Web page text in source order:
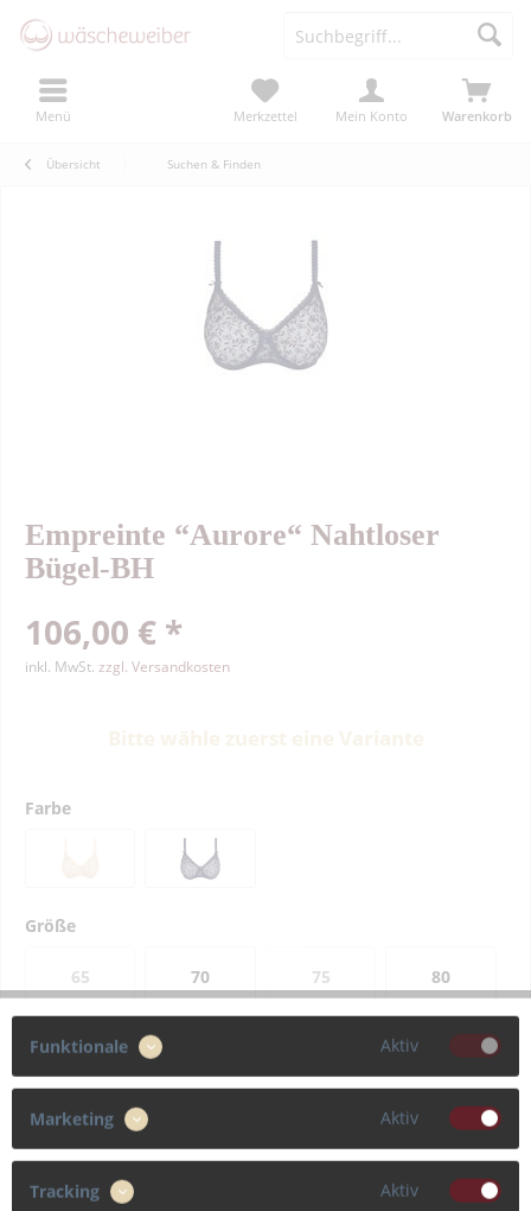
Menü Warenkorb
Merkzettel Mein Konto
Übersicht Suchen & Finden
Empreinte “Aurore“ Nahtloser
Bügel-BH
106,00 € *
inkl. MwSt. zzgl. Versandkosten
Farbe
Größe
65 70 75 80
85
Cup
F G C D
Funktionale Aktiv
Marketing Aktiv
Tracking Aktiv